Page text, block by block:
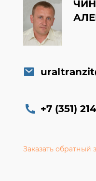
+7 (351)
Заказать обратный